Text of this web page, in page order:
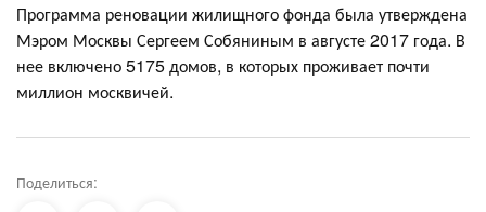
Программа реновации жилищного фонда была утверждена
Мэром Москвы Сергеем Собяниным в августе 2017 года. В
нее включено 5175 домов, в которых проживает почти
миллион москвичей.
Поделиться: